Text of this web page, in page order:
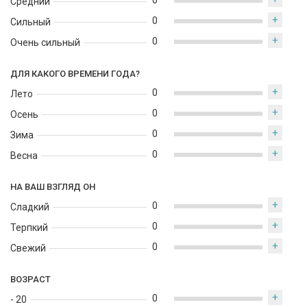
Сильный
Очень сильный
0 +
0 +
ДЛЯ КАКОГО ВРЕМЕНИ ГОДА?
Лето
Осень
Зима
Весна
0 +
0 +
0 +
0 +
НА ВАШ ВЗГЛЯД ОН
Сладкий
Терпкий
Свежий
0 +
0 +
0 +
ВОЗРАСТ
- 20 0 +